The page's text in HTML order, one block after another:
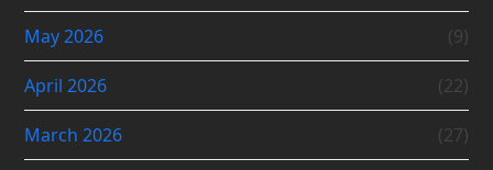
May 2026 (9)
April 2026 (22)
March 2026 (27)